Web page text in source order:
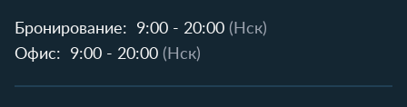
Бронирование: 9:00 - 20:00 (Нск)
Офис:
9:00 - 20:00 (Нск)